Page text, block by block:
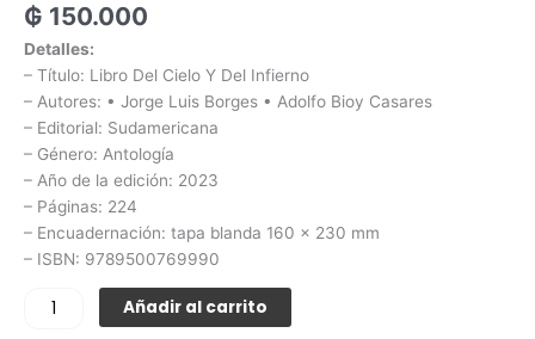
₲ 150.000
Detalles:
– Título: Libro Del Cielo Y Del Infierno
– Autores: • Jorge Luis Borges • Adolfo Bioy Casares
– Editorial: Sudamericana
– Género: Antología
– Año de la edición: 2023
– Páginas: 224
– Encuadernación: tapa blanda 160 x 230 mm
– ISBN: 9789500769990
Añadir al carrito